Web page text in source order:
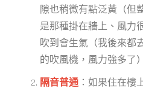
隙也稍微有點泛黃（但
是那種掛在牆上、風力
吹到會生氣（我後來都
的吹風機，風力強多了
隔音普通：如果住在樓